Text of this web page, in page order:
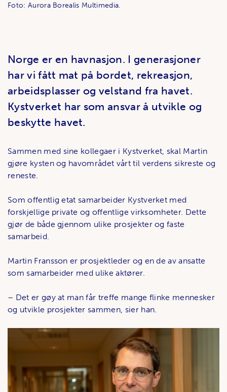
Foto: Aurora Borealis Multimedia.
Norge er en havnasjon. I generasjoner
har vi fått mat på bordet, rekreasjon,
arbeidsplasser og velstand fra havet.
Kystverket har som ansvar å utvikle og
beskytte havet.
Sammen med sine kollegaer i Kystverket, skal Martin
gjøre kysten og havområdet vårt til verdens sikreste og
reneste.
Som offentlig etat samarbeider Kystverket med
forskjellige private og offentlige virksomheter. Dette
gjør de både gjennom ulike prosjekter og faste
samarbeid.
Martin Fransson er prosjektleder og en de av ansatte
som samarbeider med ulike aktører.
– Det er gøy at man får treffe mange flinke mennesker
og utvikle prosjekter sammen, sier han.